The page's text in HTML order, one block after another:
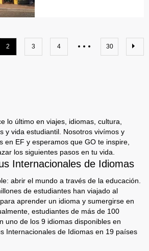
2 3 4 30
lo último en viajes, idiomas, cultura,
y vida estudiantil. Nosotros vivímos y
en EF y esperamos que GO te inspire,
los siguientes pasos en tu vida.
Internacionales de Idiomas
abrir el mundo a través de la educación.
de estudiantes han viajado al
aprender un idioma y sumergirse en
estudiantes de más de 100
uno de los 9 idiomas disponibles en
Internacionales de Idiomas en 19 países